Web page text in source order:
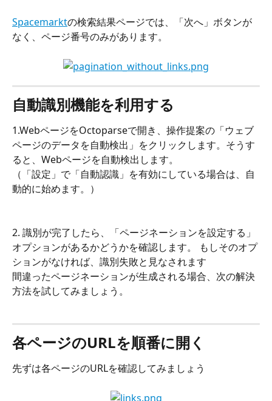
Spacemarktの検索結果ページでは、「次へ」ボタンが
なく、ページ番号のみがあります。
自動識別機能を利用する
1.WebページをOctoparseで開き、操作提案の「ウェブ
ページのデータを自動検出」をクリックします。そうす
ると、Webページを自動検出します。
（「設定」で「自動認識」を有効にしている場合は、自
動的に始めます。）
2. 識別が完了したら、「ページネーションを設定する」
オプションがあるかどうかを確認します。 もしそのオプ
ションがなければ、識別失敗と見なされます
間違ったページネーションが生成される場合、次の解決
方法を試してみましょう。
各ページのURLを順番に開く
先ずは各ページのURLを確認してみましょう